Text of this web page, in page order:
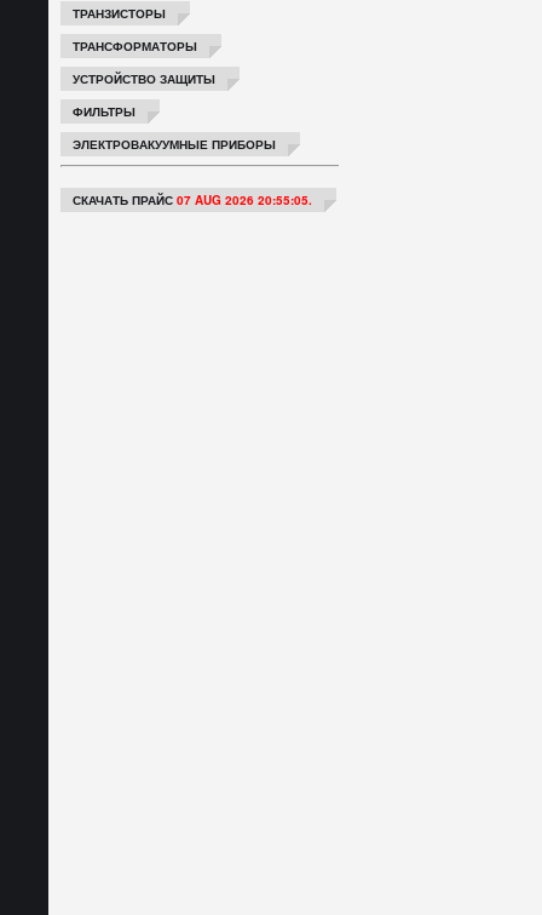
ТРАНЗИСТОРЫ
ТРАНСФОРМАТОРЫ
УСТРОЙСТВО ЗАЩИТЫ
ФИЛЬТРЫ
ЭЛЕКТРОВАКУУМНЫЕ ПРИБОРЫ
СКАЧАТЬ ПРАЙС 07 AUG 2026 20:55:05.